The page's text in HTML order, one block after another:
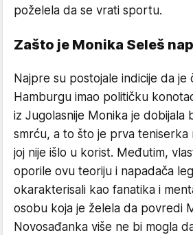
poželela da se vrati sportu.
Zašto je Monika Seleš
Najpre su postojale indicije da je
Hamburgu imao političku
iz Jugolasnije Monika je dobijala
smrću, a to što je prva teniserka
joj nije išlo u korist. Međutim,
oporile ovu teoriju i napadača
okarakterisali kao fanatika i
osobu koja je želela da povredi
Novosađanka više ne bi mogla